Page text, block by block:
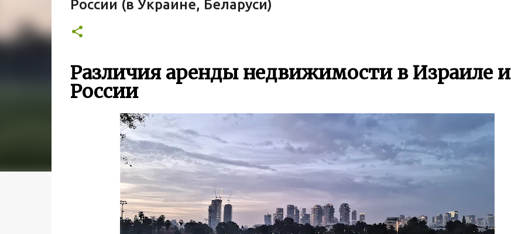
России (в Украине, Беларуси)
Различия аренды недвижимости в Израиле и
России